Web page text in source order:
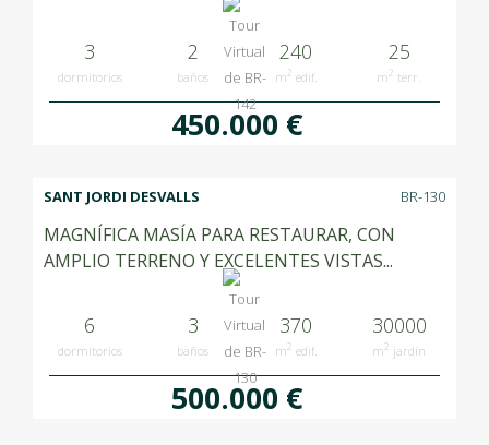
3
dormitorios
2
baños
240
m2 edif.
25
m2 terr.
450.000 €
SANT JORDI DESVALLS BR-130
MAGNÍFICA MASÍA PARA RESTAURAR, CON
AMPLIO TERRENO Y EXCELENTES VISTAS...
6
dormitorios
3
baños
370
m2 edif.
30000
m2 jardín
500.000 €